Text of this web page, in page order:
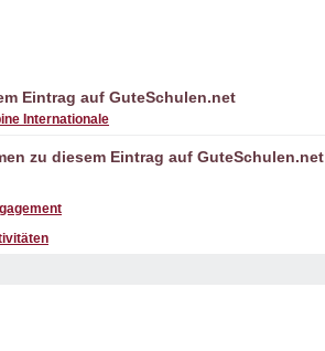
Eintrag auf GuteSchulen.net
Internationale
zu diesem Eintrag auf GuteSchulen.net